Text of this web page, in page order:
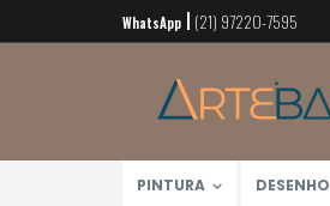
Pular
para
conteúdo
WhatsApp (21) 97220-7595
PINTURA DESENHO